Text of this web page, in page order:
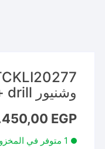
وشنيور impact driver+ drill
EGP
1 متوفر في المخزون